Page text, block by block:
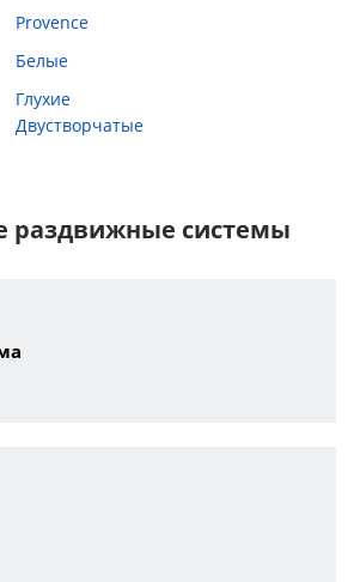
Provence
Белые
Глухие
Двустворчатые
системы